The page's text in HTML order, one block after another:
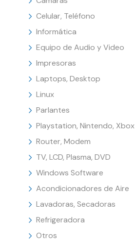
Celular, Teléfono
Informática
Equipo de Audio y Video
Impresoras
Laptops, Desktop
Linux
Parlantes
Playstation, Nintendo, Xbox
Router, Modem
TV, LCD, Plasma, DVD
Windows Software
Acondicionadores de Aire
Lavadoras, Secadoras
Refrigeradora
Otros